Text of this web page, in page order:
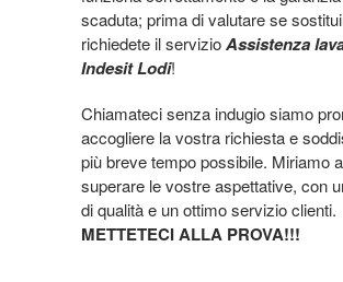
scaduta; prima di valutare se
richiedete il servizioAssistenza
Indesit Lodi!
Chiamateci senza indugio siamo
accogliere la vostra richiesta e
più breve tempo possibile. Miriamo a
superare le vostre aspettative, con
di qualità e un ottimo servizio clienti.
METTETECI ALLA PROVA!!!